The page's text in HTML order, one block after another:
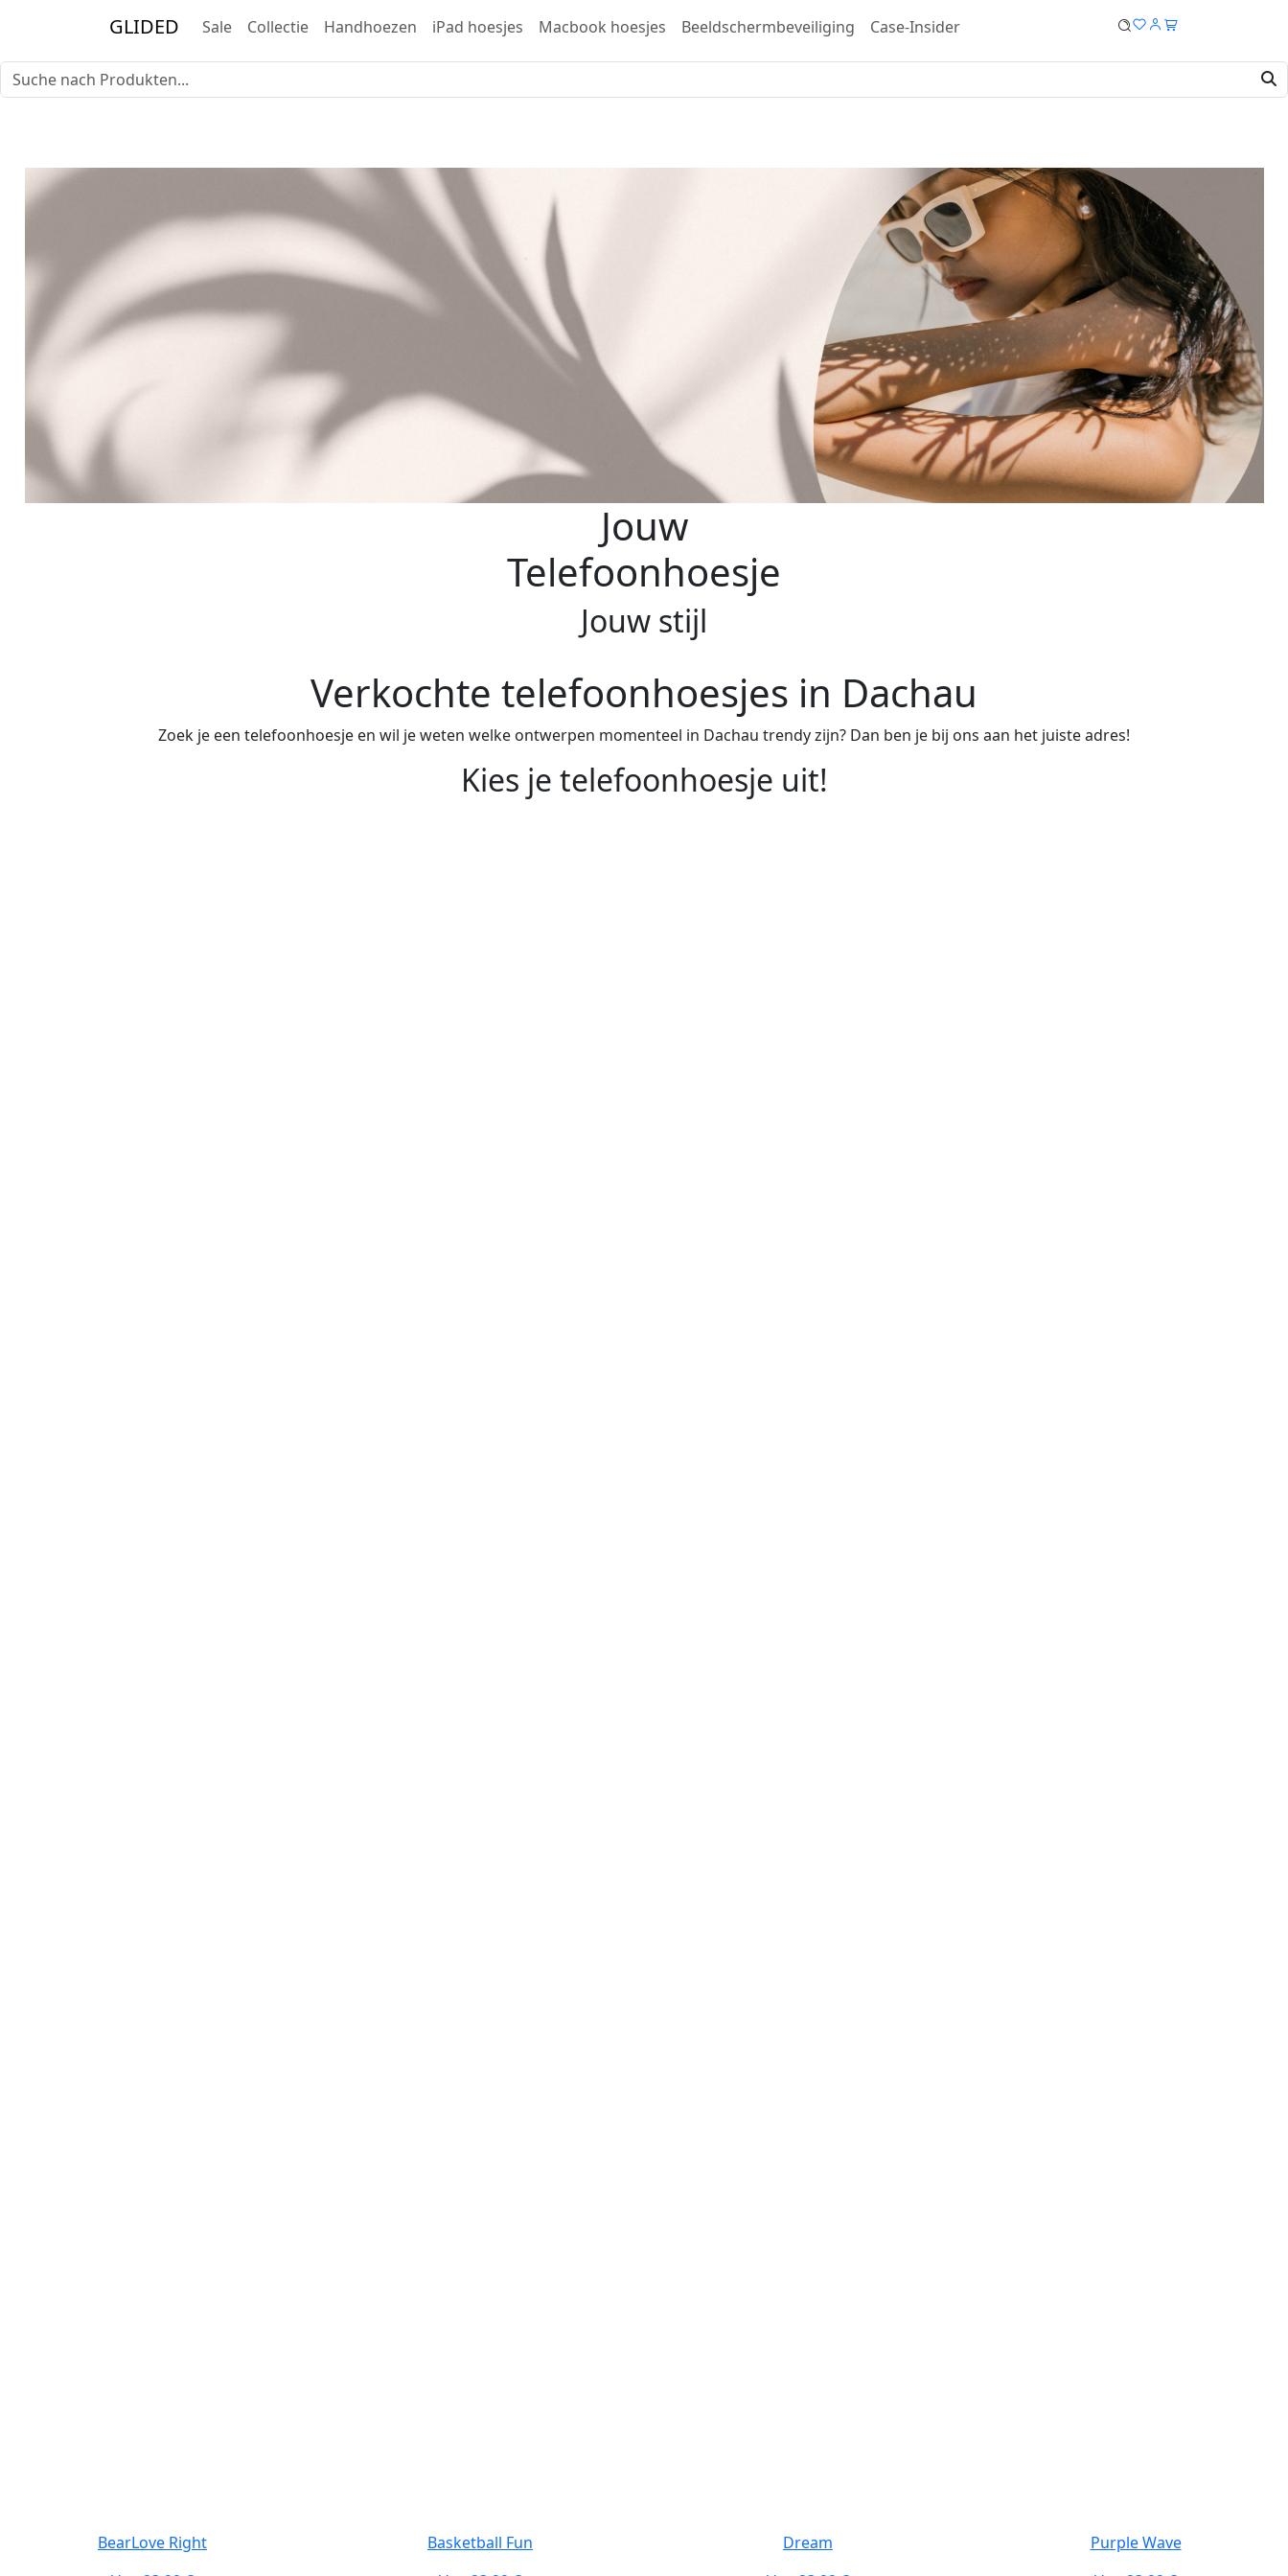
GLIDED Sale Collectie Handhoezen iPad hoesjes Macbook hoesjes Beeldschermbeveiliging Case-Insider
Jouw
Telefoonhoesje
Jouw stijl
Verkochte telefoonhoesjes in Dachau
Zoek je een telefoonhoesje en wil je weten welke ontwerpen momenteel in Dachau trendy zijn? Dan ben je bij ons aan het juiste adres!
Kies je telefoonhoesje uit!
BearLove Right
Basketball Fun
Dream
Purple Wave